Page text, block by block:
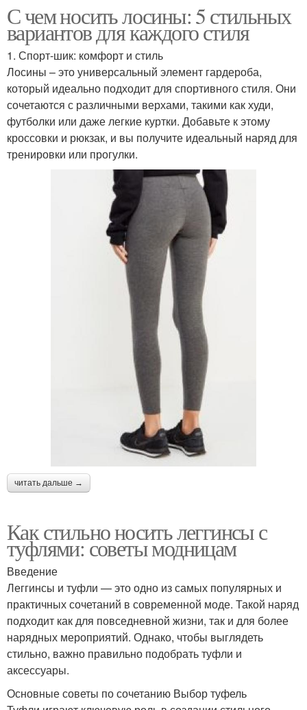
С чем носить лосины: 5 стильных
вариантов для каждого стиля
1. Спорт-шик: комфорт и стиль
Лосины – это универсальный элемент гардероба,
который идеально подходит для спортивного стиля. Они
сочетаются с различными верхами, такими как худи,
футболки или даже легкие куртки. Добавьте к этому
кроссовки и рюкзак, и вы получите идеальный наряд для
тренировки или прогулки.
читать дальше →
Как стильно носить леггинсы с
туфлями: советы модницам
Введение
Леггинсы и туфли — это одно из самых популярных и
практичных сочетаний в современной моде. Такой наряд
подходит как для повседневной жизни, так и для более
нарядных мероприятий. Однако, чтобы выглядеть
стильно, важно правильно подобрать туфли и
аксессуары.
Основные советы по сочетанию Выбор туфель